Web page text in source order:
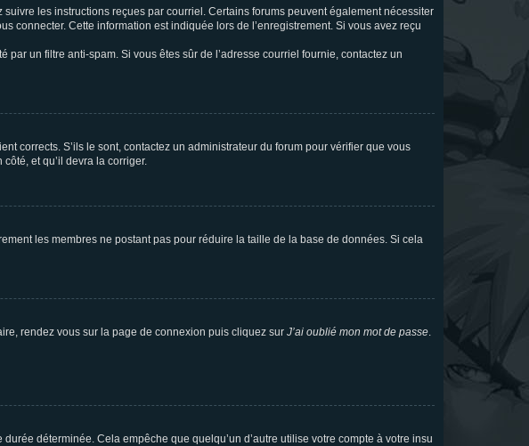
les instructions reçues par courriel. Certains forums peuvent également nécessiter
connecter. Cette information est indiquée lors de l’enregistrement. Si vous avez reçu
un filtre anti-spam. Si vous êtes sûr de l’adresse courriel fournie, contactez un
corrects. S’ils le sont, contactez un administrateur du forum pour vérifier que vous
et qu’il devra la corriger.
les membres ne postant pas pour réduire la taille de la base de données. Si cela
rendez vous sur la page de connexion puis cliquez sur J’ai oublié mon mot de passe.
déterminée. Cela empêche que quelqu’un d’autre utilise votre compte à votre insu